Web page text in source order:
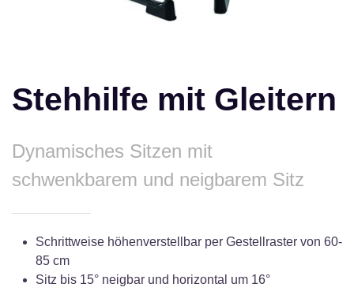
Stehhilfe mit Gleitern
Dynamisches Sitzen mit
schwenkbarem und neigbarem Sitz
Schrittweise höhenverstellbar per Gestellraster von 60-
85 cm
Sitz bis 15° neigbar und horizontal um 16°